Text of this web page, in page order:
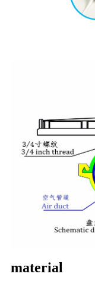
material